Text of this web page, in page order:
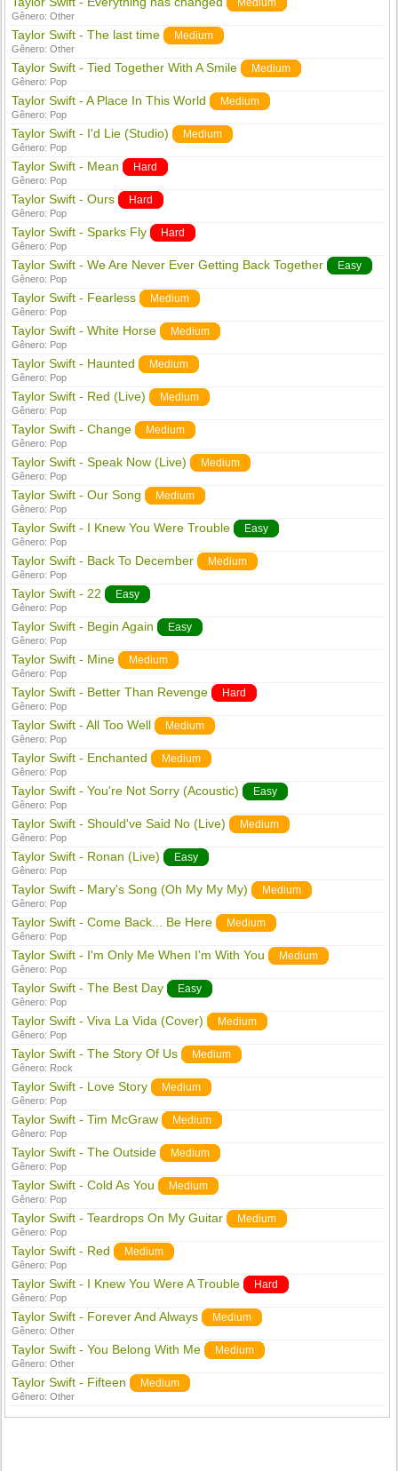
Medium
Gênero:Other
Taylor Swift - The last time Medium
Gênero:Other
Taylor Swift - Tied Together With A Smile Medium
Gênero: Pop
Taylor Swift - A Place In This World Medium
Gênero: Pop
Taylor Swift - I'd Lie (Studio) Medium
Gênero: Pop
Taylor Swift - Mean Hard
Gênero: Pop
Taylor Swift - Ours Hard
Gênero: Pop
Taylor Swift - Sparks Fly Hard
Gênero: Pop
Taylor Swift - We Are Never Ever Getting Back Together Easy
Gênero: Pop
Taylor Swift - Fearless Medium
Gênero: Pop
Taylor Swift - White Horse Medium
Gênero: Pop
Taylor Swift - Haunted Medium
Gênero: Pop
Taylor Swift - Red (Live) Medium
Gênero: Pop
Taylor Swift - Change Medium
Gênero: Pop
Taylor Swift - Speak Now (Live) Medium
Gênero: Pop
Taylor Swift - Our Song Medium
Gênero: Pop
Taylor Swift - I Knew You Were Trouble Easy
Gênero: Pop
Taylor Swift - Back To December Medium
Gênero: Pop
Taylor Swift - 22 Easy
Gênero: Pop
Taylor Swift - Begin Again Easy
Gênero: Pop
Taylor Swift - Mine Medium
Gênero: Pop
Taylor Swift - Better Than Revenge Hard
Gênero: Pop
Taylor Swift - All Too Well Medium
Gênero: Pop
Taylor Swift - Enchanted Medium
Gênero: Pop
Taylor Swift - You're Not Sorry (Acoustic) Easy
Gênero: Pop
Taylor Swift - Should've Said No (Live) Medium
Gênero: Pop
Taylor Swift - Ronan (Live) Easy
Gênero: Pop
Taylor Swift - Mary's Song (Oh My My My) Medium
Gênero: Pop
Taylor Swift - Come Back... Be Here Medium
Gênero: Pop
Taylor Swift - I'm Only Me When I'm With You Medium
Gênero: Pop
Taylor Swift - The Best Day Easy
Gênero: Pop
Taylor Swift - Viva La Vida (Cover) Medium
Gênero: Pop
Taylor Swift - The Story Of Us Medium
Gênero: Rock
Taylor Swift - Love Story Medium
Gênero: Pop
Taylor Swift - Tim McGraw Medium
Gênero: Pop
Taylor Swift - The Outside Medium
Gênero: Pop
Taylor Swift - Cold As You Medium
Gênero: Pop
Taylor Swift - Teardrops On My Guitar Medium
Gênero: Pop
Taylor Swift - Red Medium
Gênero: Pop
Taylor Swift - I Knew You Were A Trouble Hard
Gênero: Pop
Taylor Swift - Forever And Always Medium
Gênero:Other
Taylor Swift - You Belong With Me Medium
Gênero:Other
Taylor Swift - Fifteen Medium
Gênero:Other